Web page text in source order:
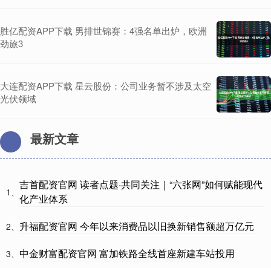
胜亿配资APP下载 男排世锦赛：4强名单出炉，欧洲
劲旅3
大连配资APP下载 星云股份：公司业务暂不涉及太空
光伏领域
最新文章
1、
吉首配资官网 读者点题·共同关注｜“六张网”如何赋能现代
化产业体系
2、 升福配资官网 今年以来消费品以旧换新销售额超万亿元
3、 中金财富配资官网 富加铁路全线首座新建车站投用